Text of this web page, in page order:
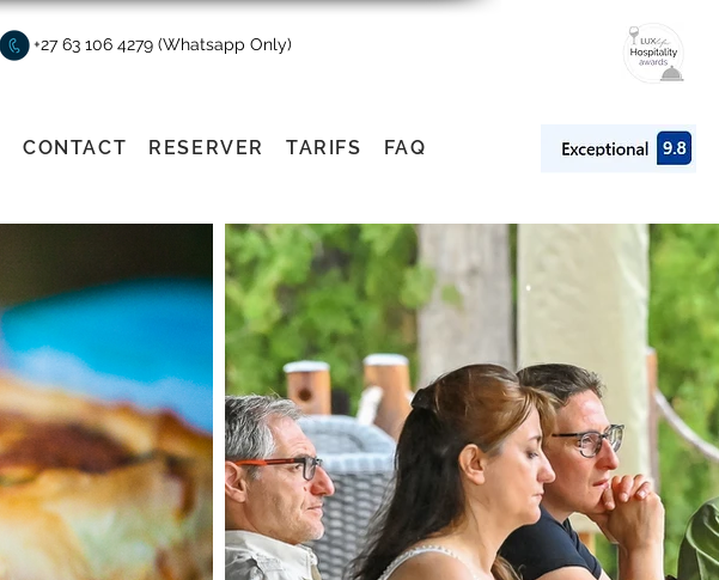
+27 63 106 4279 (Whatsapp Only)
CONTACT RESERVER TARIFS FAQ